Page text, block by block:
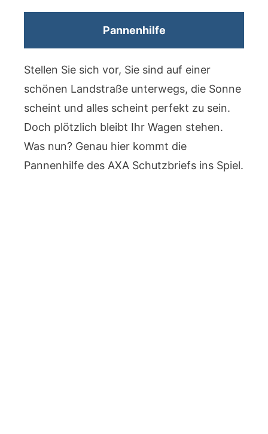
Pannenhilfe
Stellen Sie sich vor, Sie sind auf einer
schönen Landstraße unterwegs, die Sonne
scheint und alles scheint perfekt zu sein.
Doch plötzlich bleibt Ihr Wagen stehen.
Was nun? Genau hier kommt die
Pannenhilfe des AXA Schutzbriefs ins Spiel.